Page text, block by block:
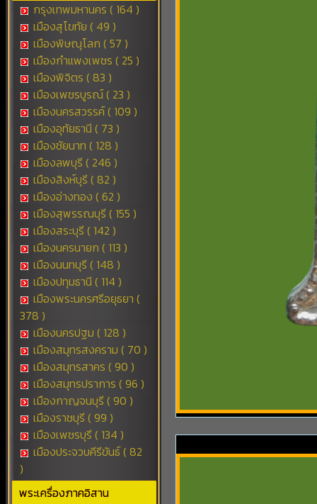
กรุงเทพมหานคร ( 164 )
เมืองสุโขทัย ( 49 )
เมืองพิษณุโลก ( 57 )
เมืองกำแพงเพชร ( 25 )
เมืองพิจิตร ( 83 )
เมืองเพชรบูรณ์ ( 23 )
เมืองนครสวรรค์ ( 109 )
เมืองอุทัยธานี ( 73 )
เมืองชัยนาท ( 128 )
เมืองลพบุรี ( 246 )
เมืองสิงห์บุรี ( 82 )
เมืองอ่างทอง ( 62 )
เมืองสุพรรณบุรี ( 155 )
เมืองสระบุรี ( 142 )
เมืองนครนายก ( 113 )
เมืองนนทบุรี ( 148 )
เมืองปทุมธานี ( 114 )
เมืองพระนครศรีอยุธยา (
378 )
เมืองนครปฐม ( 128 )
เมืองสมุทรสงคราม ( 70 )
เมืองสมุทรสาคร ( 90 )
เมืองสมุทรปราการ ( 96 )
เมืองกาญจนบุรี ( 90 )
เมืองราชบุรี ( 99 )
เมืองเพชรบุรี ( 134 )
เมืองประจวบคีรีขันธ์ ( 82
)
พระเครื่องภาคอิสาน